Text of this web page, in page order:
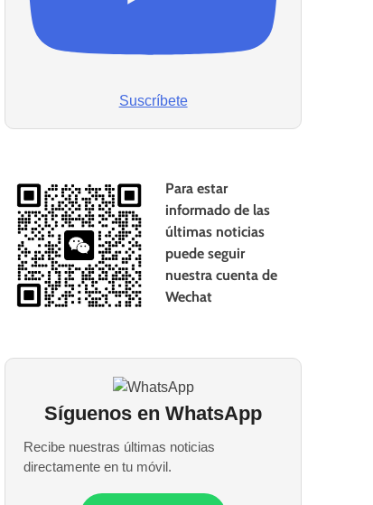
Suscríbete
Para estar
informado de las
últimas noticias
puede seguir
nuestra cuenta de
Wechat
Síguenos en WhatsApp
Recibe nuestras últimas noticias
directamente en tu móvil.